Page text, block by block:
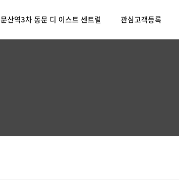
문산역3차 동문 디 이스트 센트럴 관심고객등록